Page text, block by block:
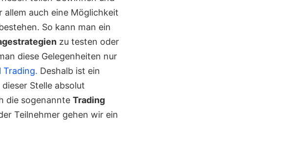
allem auch eine Möglichkeit
So kann man ein
zu testen oder
diese Gelegenheiten nur
Trading. Deshalb ist ein
Stelle absolut
die sogenannte Trading
Teilnehmer gehen wir ein